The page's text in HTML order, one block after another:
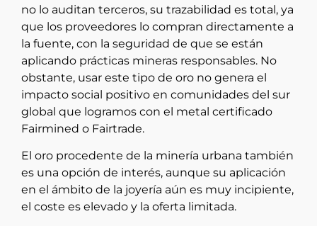
no lo auditan terceros, su trazabilidad es total, ya
que los proveedores lo compran directamente a
la fuente, con la seguridad de que se están
aplicando prácticas mineras responsables. No
obstante, usar este tipo de oro no genera el
impacto social positivo en comunidades del sur
global que logramos con el metal certificado
Fairmined o Fairtrade.
El oro procedente de la minería urbana también
es una opción de interés, aunque su aplicación
en el ámbito de la joyería aún es muy incipiente,
el coste es elevado y la oferta limitada.